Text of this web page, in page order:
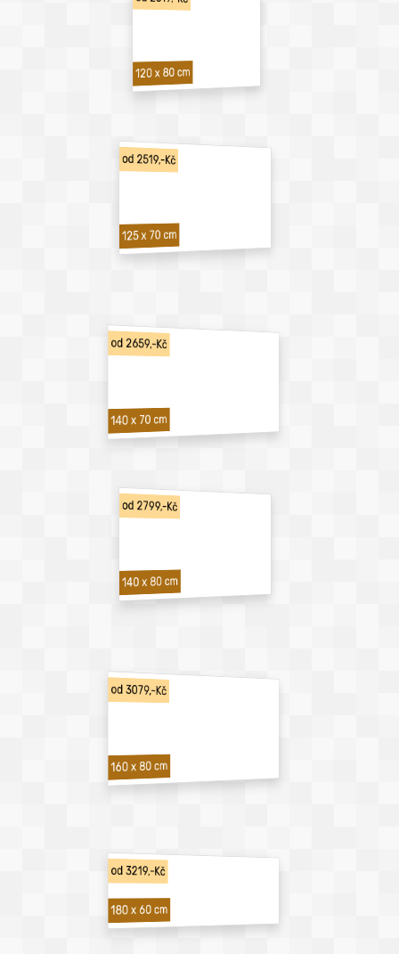
120 x 80 cm
od 2519,-Kč
125 x 70 cm
od 2659,-Kč
140 x 70 cm
od 2799,-Kč
140 x 80 cm
od 3079,-Kč
160 x 80 cm
od 3219,-Kč
180 x 60 cm